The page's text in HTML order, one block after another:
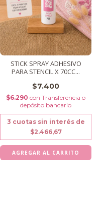
STICK SPRAY ADHESIVO
PARA STENCIL X 70CC...
$7.400
$6.290 con Transferencia o
depósito bancario
3 cuotas sin interés de
$2.466,67